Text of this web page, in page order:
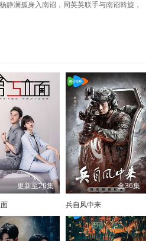
静澜孤身入南诏，同英英联手与南诏斡旋，
更新至26集 全36集
兵自风中来